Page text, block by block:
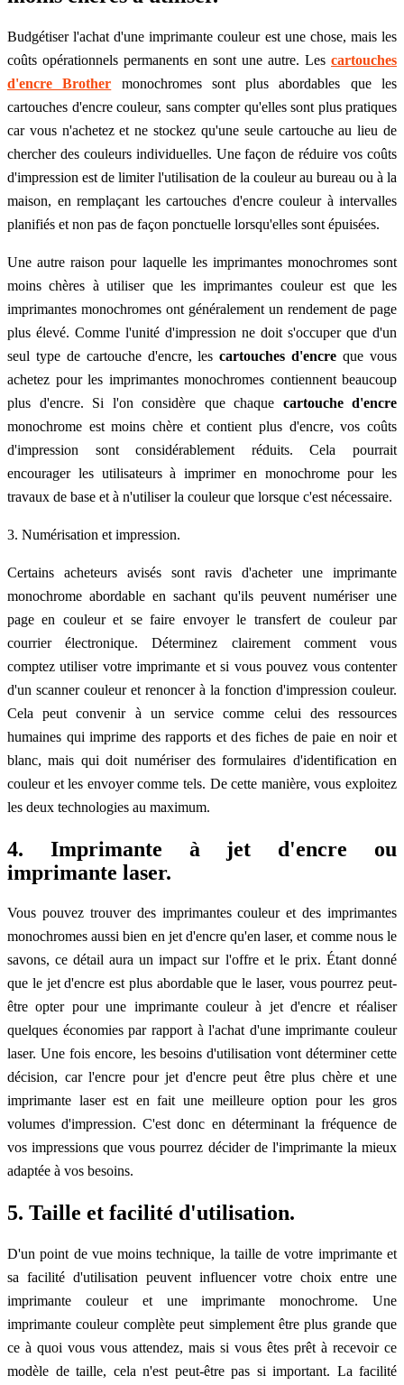
Budgétiser l'achat d'une imprimante couleur est une chose, mais les
coûts opérationnels permanents en sont une autre. Les cartouches
d'encre Brother monochromes sont plus abordables que les
cartouches d'encre couleur, sans compter qu'elles sont plus pratiques
car vous n'achetez et ne stockez qu'une seule cartouche au lieu de
chercher des couleurs individuelles. Une façon de réduire vos coûts
d'impression est de limiter l'utilisation de la couleur au bureau ou à la
maison, en remplaçant les cartouches d'encre couleur à intervalles
planifiés et non pas de façon ponctuelle lorsqu'elles sont épuisées.
Une autre raison pour laquelle les imprimantes monochromes sont
moins chères à utiliser que les imprimantes couleur est que les
imprimantes monochromes ont généralement un rendement de page
plus élevé. Comme l'unité d'impression ne doit s'occuper que d'un
seul type de cartouche d'encre, lescartouches d'encre que vous
achetez pour les imprimantes monochromes contiennent beaucoup
plus d'encre. Si l'on considère que chaque cartouche d'encre
monochrome est moins chère et contient plus d'encre, vos coûts
d'impression sont considérablement réduits. Cela pourrait
encourager les utilisateurs à imprimer en monochrome pour les
travaux de base et à n'utiliser la couleur que lorsque c'est nécessaire.
3. Numérisation et impression.
Certains acheteurs avisés sont ravis d'acheter une imprimante
monochrome abordable en sachant qu'ils peuvent numériser une
page en couleur et se faire envoyer le transfert de couleur par
courrier électronique. Déterminez clairement comment vous
comptez utiliser votre imprimante et si vous pouvez vous contenter
d'un scanner couleur et renoncer à la fonction d'impression couleur.
Cela peut convenir à un service comme celui des ressources
humaines qui imprime des rapports et des fiches de paie en noir et
blanc, mais qui doit numériser des formulaires d'identification en
couleur et les envoyer comme tels. De cette manière, vous exploitez
les deux technologies au maximum.
4. Imprimante à jet d'encre ou
imprimante laser.
Vous pouvez trouver des imprimantes couleur et des imprimantes
monochromes aussi bien en jet d'encre qu'en laser, et comme nous le
savons, ce détail aura un impact sur l'offre et le prix. Étant donné
que le jet d'encre est plus abordable que le laser, vous pourrez peut-
être opter pour une imprimante couleur à jet d'encre et réaliser
quelques économies par rapport à l'achat d'une imprimante couleur
laser. Une fois encore, les besoins d'utilisation vont déterminer cette
décision, car l'encre pour jet d'encre peut être plus chère et une
imprimante laser est en fait une meilleure option pour les gros
volumes d'impression. C'est donc en déterminant la fréquence de
vos impressions que vous pourrez décider de l'imprimante la mieux
adaptée à vos besoins.
5. Taille et facilité d'utilisation.
D'un point de vue moins technique, la taille de votre imprimante et
sa facilité d'utilisation peuvent influencer votre choix entre une
imprimante couleur et une imprimante monochrome. Une
imprimante couleur complète peut simplement être plus grande que
ce à quoi vous vous attendez, mais si vous êtes prêt à recevoir ce
modèle de taille, cela n'est peut-être pas si important. La facilité